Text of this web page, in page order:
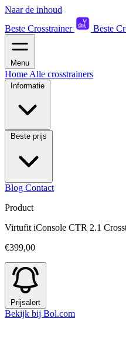
Naar de inhoud
Beste Crosstrainer
Beste
Menu
Home Alle crosstrainers
Informatie
Beste prijs
Blog Contact
Product
Virtufit iConsole CTR 2.1
€399,00
Prijsalert
Bekijk bij Bol.com